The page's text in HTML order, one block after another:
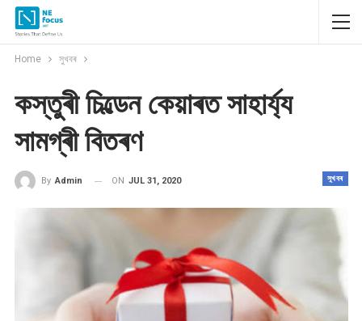
Home সুখবৰ
কস্তুৰী চিল্ডেন কেয়াৰত সাহাৰ্য্য
সামগ্ৰী বিতৰণ
সুখবৰ
By Admin ON JUL 31, 2020